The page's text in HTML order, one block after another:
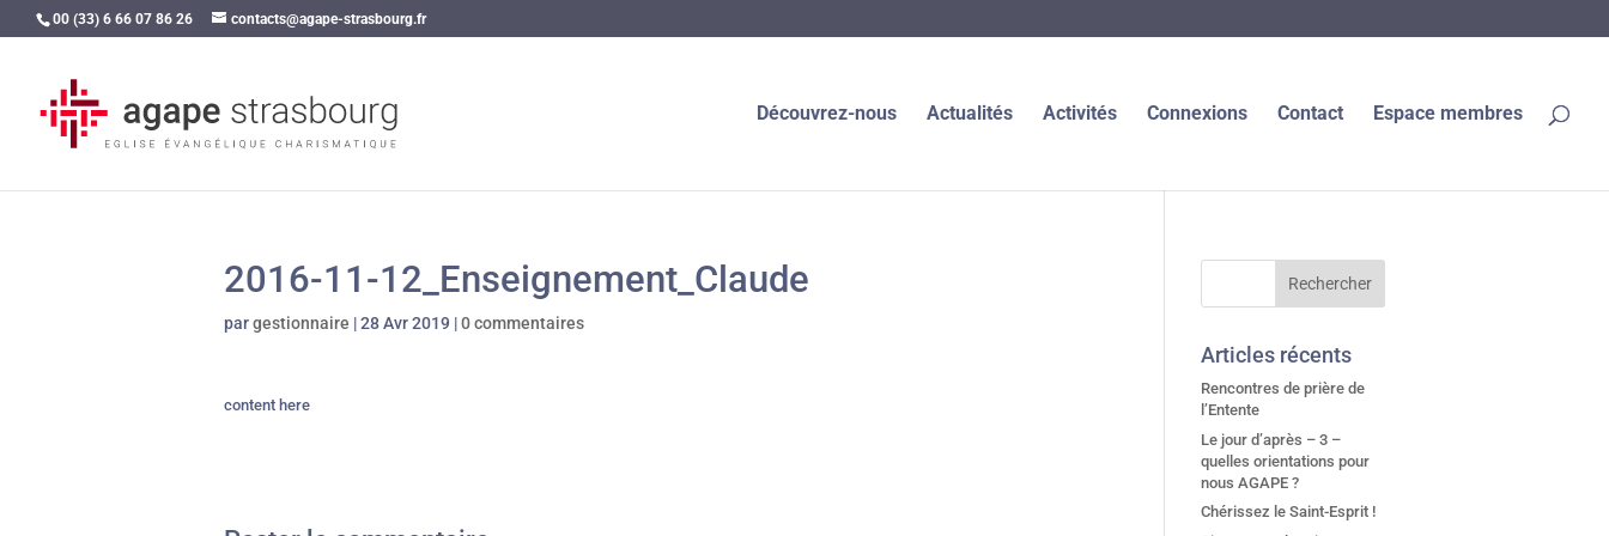
00 (33) 6 66 07 86 26 contacts@agape-strasbourg.fr
Découvrez-nous Actualités Activités Connexions Contact Espace membres
2016-11-12_Enseignement_Claude
pargestionnaire |28 Avr 2019 |0 commentaires
content here
Articles récents
Rencontres de prière de
l’Entente
Le jour d’après – 3 –
quelles orientations pour
nous AGAPE ?
Chérissez le Saint-Esprit !